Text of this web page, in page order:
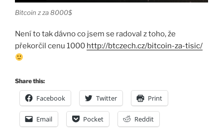
Bitcoin z za 8000$
Není to tak dávno co jsem se radoval z toho, že
překorčil cenu 1000 http://btczech.cz/bitcoin-za-tisic/
Share this:
Facebook Twitter Print
Email Pocket Reddit